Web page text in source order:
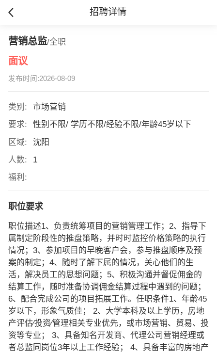
招聘详情
营销总监/全职
面议
发布时间:2026-08-09
类别:
市场营销
要求:
性别不限/ 学历不限/经验不限/年龄45岁以下
区域:
沈阳
人数:
1
福利:
职位要求
职位描述1、负责统筹项目的营销管理工作；2、指导下
属制定阶段性的推盘策略，并时时监控价格策略的执行
情况；3、参加项目的早晚客户会，参与推盘顺序及预
案的制定；4、随时了解下属的情况，关心他们的生
活，解决员工的思想问题；5、积极沟通并督促佣金的
结算工作，随时准备协调佣金结算过程中遇到的问题；
6、配合完成公司的项目拓展工作。任职条件1、年龄45
岁以下，形象气质佳； 2、大学本科及以上学历，房地
产评估∕投资∕管理相关专业优先，或市场营销、贸易、投
资等专业； 3、具备知名开发商、代理公司营销经理或
者总监同岗位3年以上工作经验； 4、具备丰富的房地产